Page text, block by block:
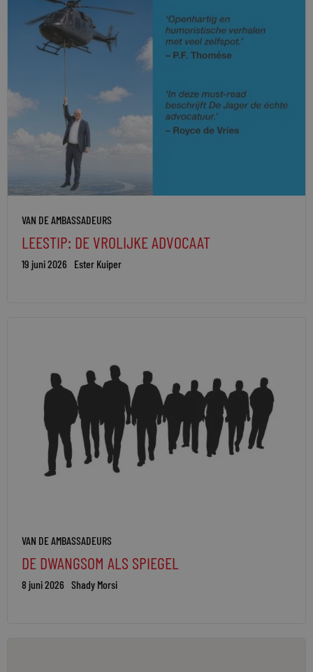
VAN DE AMBASSADEURS
LEESTIP: DE VROLIJKE ADVOCAAT
19 juni 2026 Ester Kuiper
VAN DE AMBASSADEURS
DE DWANGSOM ALS SPIEGEL
8 juni 2026 Shady Morsi